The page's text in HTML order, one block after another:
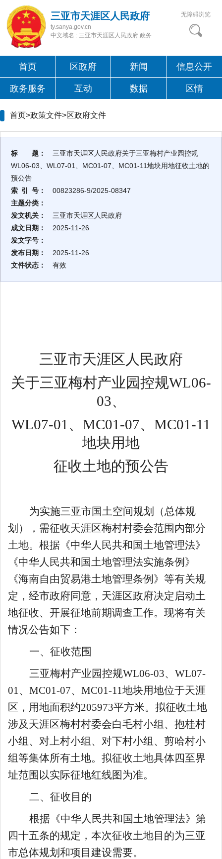
三亚市天涯区人民政府
ty.sanya.gov.cn
中文域名 : 三亚市天涯区人民政府.政务
无障碍浏览
首页 区政府 新闻 信息公开
政务服务 互动 数据 区情
首页>政策文件>区政府文件
标 题：
三亚市天涯区人民政府关于三亚梅村产业园控规
WL06-03、WL07-01、MC01-07、MC01-11地块用地征收土地的
预公告
索 引 号：
00823286-9/2025-08347
主题分类：
发文机关：
三亚市天涯区人民政府
成文日期：
2025-11-26
发文字号：
发布日期：
2025-11-26
文件状态：
有效
三亚市天涯区人民政府
关于三亚梅村产业园控规WL06-
03、
WL07-01 、 MC01-07、 MC01-11
地块用地
征收土地的预公告
为实施三亚市国土空间规划（总体规
划），需征收天涯区梅村村委会范围内部分
土地。根据《中华人民共和国土地管理法》
《中华人民共和国土地管理法实施条例》
《海南自由贸易港土地管理条例》等有关规
定， 经市政府同意 ， 天涯区政府决定启动土
地征收、 开展征地前期调查工作。现将有关
情况公告如下：
一、征收范围
三亚梅村产业园控规WL06-03、 WL07-
01 、 MC01-07、 MC01-11地块用地位于天涯
区，用地面积约205973平方米。 拟征收土地
涉及 天涯区梅村村委会白毛村小组、 抱桂村
小组、 对上村小组、对下村小组、剪哈村小
组等集体所有土地。 拟征收土地具体四至界
址范围以实际征地红线图为准。
二、征收目的
根据《中华人民共和国土地管理法》第
四十五条的规定，本次征收土地目的为三亚
市总体规划和项目建设需要。